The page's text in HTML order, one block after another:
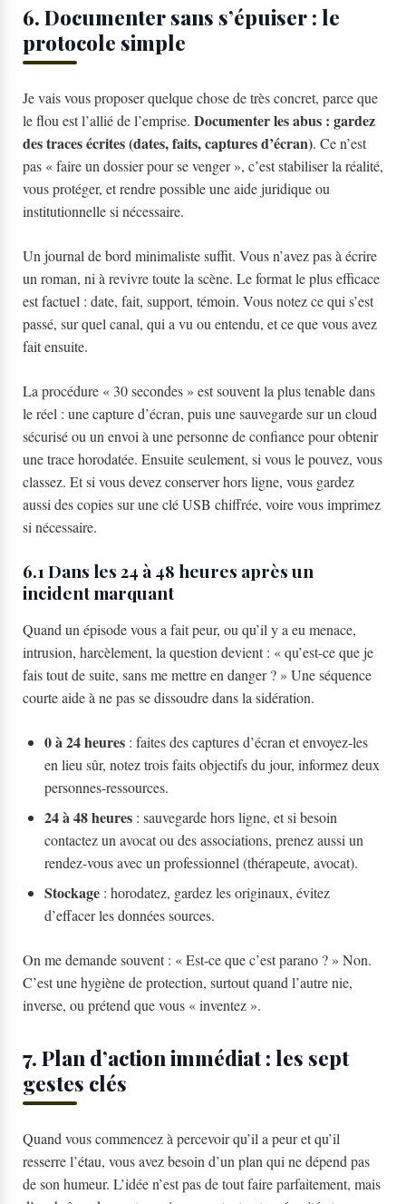
6. Documenter sans s’épuiser : le
protocole simple
Je vais vous proposer quelque chose de très concret, parce que
le flou est l’allié de l’emprise. Documenter les abus : gardez
des traces écrites (dates, faits, captures d’écran). Ce n’est
pas « faire un dossier pour se venger », c’est stabiliser la réalité,
vous protéger, et rendre possible une aide juridique ou
institutionnelle si nécessaire.
Un journal de bord minimaliste suffit. Vous n’avez pas à écrire
un roman, ni à revivre toute la scène. Le format le plus efficace
est factuel : date, fait, support, témoin. Vous notez ce qui s’est
passé, sur quel canal, qui a vu ou entendu, et ce que vous avez
fait ensuite.
La procédure « 30 secondes » est souvent la plus tenable dans
le réel : une capture d’écran, puis une sauvegarde sur un cloud
sécurisé ou un envoi à une personne de confiance pour obtenir
une trace horodatée. Ensuite seulement, si vous le pouvez, vous
classez. Et si vous devez conserver hors ligne, vous gardez
aussi des copies sur une clé USB chiffrée, voire vous imprimez
si nécessaire.
6.1 Dans les 24 à 48 heures après un
incident marquant
Quand un épisode vous a fait peur, ou qu’il y a eu menace,
intrusion, harcèlement, la question devient : « qu’est-ce que je
fais tout de suite, sans me mettre en danger ? » Une séquence
courte aide à ne pas se dissoudre dans la sidération.
0 à 24 heures : faites des captures d’écran et envoyez-les
en lieu sûr, notez trois faits objectifs du jour, informez deux
personnes-ressources.
24 à 48 heures : sauvegarde hors ligne, et si besoin
contactez un avocat ou des associations, prenez aussi un
rendez-vous avec un professionnel (thérapeute, avocat).
Stockage : horodatez, gardez les originaux, évitez
d’effacer les données sources.
On me demande souvent : « Est-ce que c’est parano ? » Non.
C’est une hygiène de protection, surtout quand l’autre nie,
inverse, ou prétend que vous « inventez ».
7. Plan d’action immédiat : les sept
gestes clés
Quand vous commencez à percevoir qu’il a peur et qu’il
resserre l’étau, vous avez besoin d’un plan qui ne dépend pas
de son humeur. L’idée n’est pas de tout faire parfaitement, mais